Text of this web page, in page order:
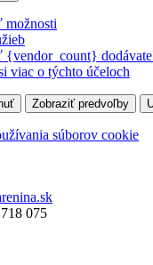
možnosti
{vendor_count}
viac o týchto účeloch
Zobraziť predvoľby
súborov cookie
075